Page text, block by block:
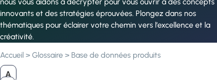
innovants et des stratégies éprouvées. Plongez dans nos
thématiques pour éclairer votre chemin vers l’excellence et la
créativité.
Accueil > Glossaire > Base de données produits
A